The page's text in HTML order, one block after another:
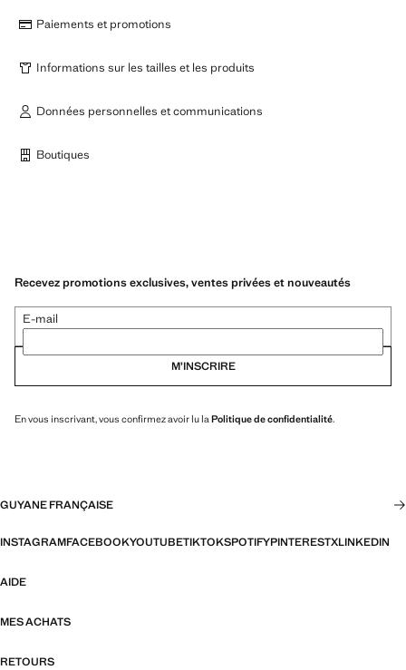
Paiements et promotions
Informations sur les tailles et les produits
Données personnelles et communications
Boutiques
Recevez promotions exclusives, ventes privées et nouveautés
E-mail
M’INSCRIRE
En vous inscrivant, vous confirmez avoir lu la Politique de confidentialité.
GUYANE FRANÇAISE
INSTAGRAMFACEBOOKYOUTUBETIKTOKSPOTIFYPINTERESTXLINKEDIN
AIDE
MES ACHATS
RETOURS